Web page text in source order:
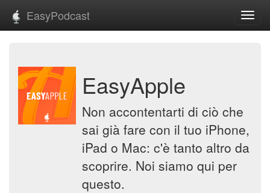
EasyPodcast
EasyApple
Non accontentarti di ciò che
sai già fare con il tuo iPhone,
iPad o Mac: c'è tanto altro da
scoprire. Noi siamo qui per
questo.